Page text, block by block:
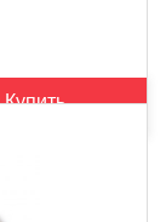
Купить